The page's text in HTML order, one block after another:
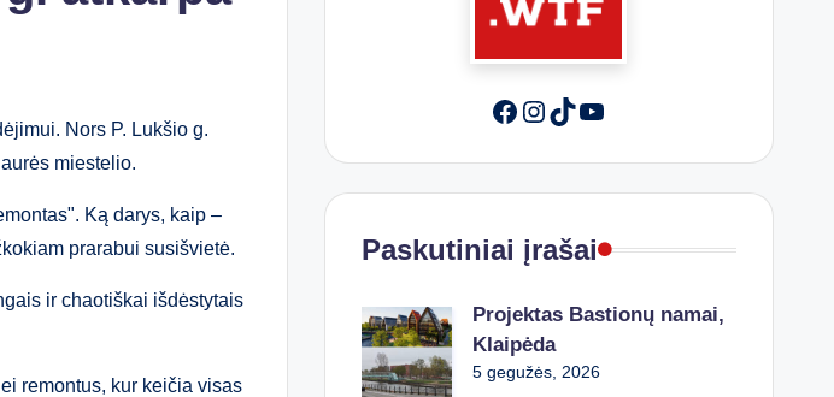
Nors P. Lukšio g.
miestelio.
Ką darys, kaip –
prarabui susišvietė.
ir chaotiškai išdėstytais
remontus, kur keičia visas
Facebook
Instagram
TikTokYouTube
Paskutiniai įrašai
Projektas Bastionų namai,
Klaipėda
5 gegužės, 2026